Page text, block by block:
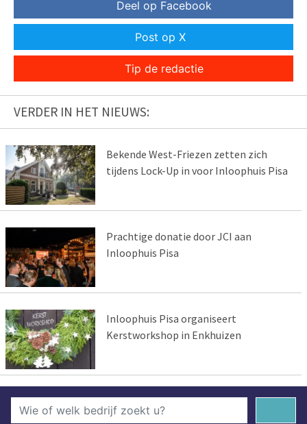
Deel op Facebook
Post op X
Tip de redactie
VERDER IN HET NIEUWS:
Bekende West-Friezen zetten zich
tijdens Lock-Up in voor Inloophuis Pisa
Prachtige donatie door JCI aan
Inloophuis Pisa
Inloophuis Pisa organiseert
Kerstworkshop in Enkhuizen